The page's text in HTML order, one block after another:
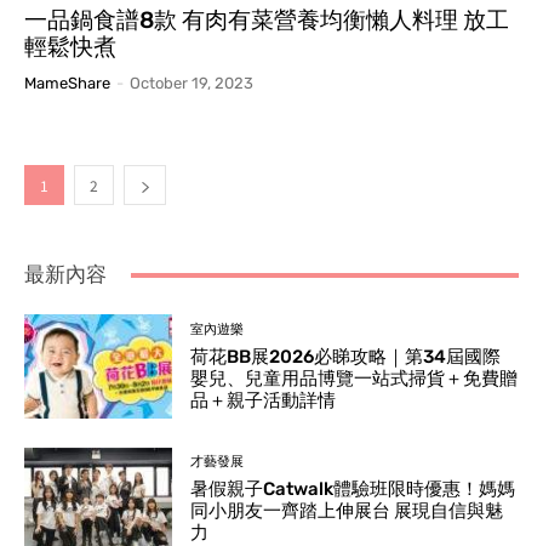
一品鍋食譜8款 有肉有菜營養均衡懶人料理 放工
輕鬆快煮
MameShare - October 19, 2023
1 2
最新內容
室內遊樂
荷花BB展2026必睇攻略｜第34屆國際
嬰兒、兒童用品博覽一站式掃貨＋免費贈
品＋親子活動詳情
才藝發展
暑假親子Catwalk體驗班限時優惠！媽媽
同小朋友一齊踏上伸展台 展現自信與魅
力